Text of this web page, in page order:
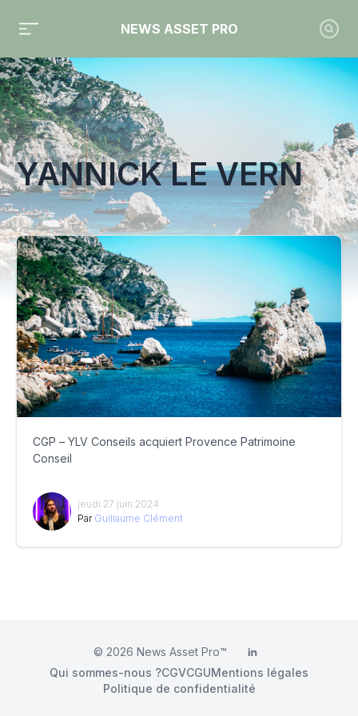
NEWS ASSET PRO
Toute l'actualité sur le tag "Yannick Le Vern"
YANNICK LE VERN
CGP – YLV Conseils acquiert Provence Patrimoine
Conseil
jeudi 27 juin 2024
Par Guillaume Clément
© 2026 News Asset Pro™ LinkedIn
Qui sommes-nous ?CGVCGUMentions légales
Politique de confidentialité